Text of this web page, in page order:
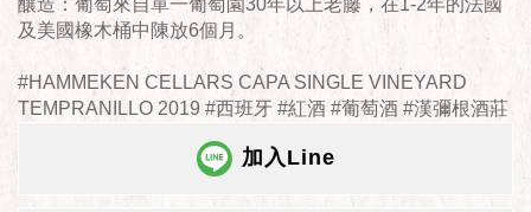
釀造：葡萄來自單一葡萄園30年以上老藤，在1-2年的法國
及美國橡木桶中陳放6個月。
#HAMMEKEN CELLARS CAPA SINGLE VINEYARD
TEMPRANILLO 2019 #西班牙 #紅酒 #葡萄酒 #漢彌根酒莊
加入Line